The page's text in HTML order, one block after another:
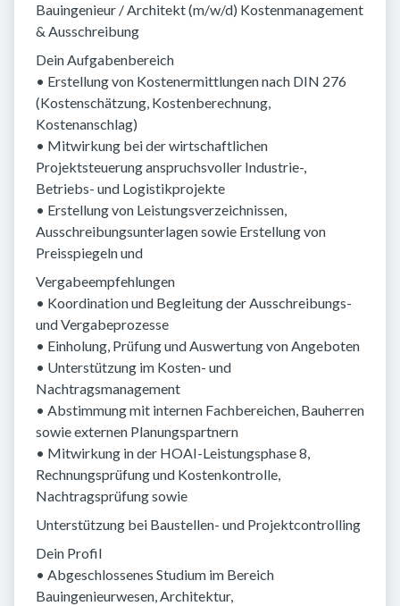
Bauingenieur / Architekt (m/w/d) Kostenmanagement
& Ausschreibung
Dein Aufgabenbereich
• Erstellung von Kostenermittlungen nach DIN 276
(Kostenschätzung, Kostenberechnung,
Kostenanschlag)
• Mitwirkung bei der wirtschaftlichen
Projektsteuerung anspruchsvoller Industrie-,
Betriebs- und Logistikprojekte
• Erstellung von Leistungsverzeichnissen,
Ausschreibungsunterlagen sowie Erstellung von
Preisspiegeln und
Vergabeempfehlungen
• Koordination und Begleitung der Ausschreibungs-
und Vergabeprozesse
• Einholung, Prüfung und Auswertung von Angeboten
• Unterstützung im Kosten- und
Nachtragsmanagement
• Abstimmung mit internen Fachbereichen, Bauherren
sowie externen Planungspartnern
• Mitwirkung in der HOAI-Leistungsphase 8,
Rechnungsprüfung und Kostenkontrolle,
Nachtragsprüfung sowie
Unterstützung bei Baustellen- und Projektcontrolling
Dein Profil
• Abgeschlossenes Studium im Bereich
Bauingenieurwesen, Architektur,